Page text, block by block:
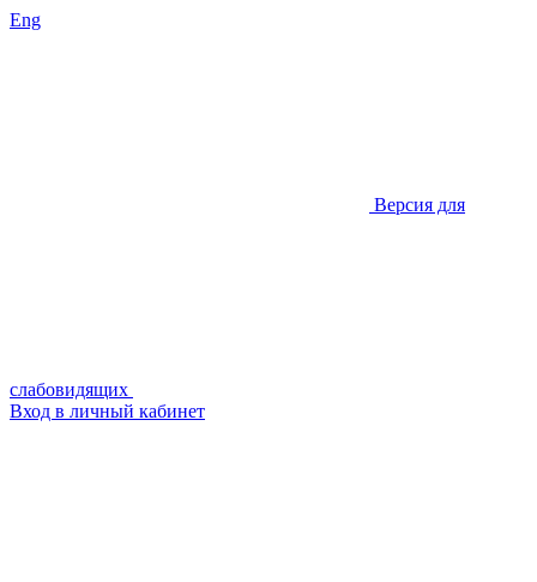
Eng
Версия для
слабовидящих
Вход в личный кабинет